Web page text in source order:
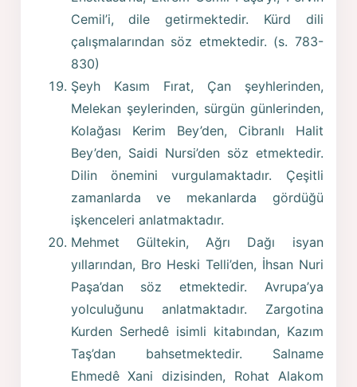
Cemil’i, dile getirmektedir. Kürd dili
çalışmalarından söz etmektedir. (s. 783-
830)
Şeyh Kasım Fırat, Çan şeyhlerinden,
Melekan şeylerinden, sürgün günlerinden,
Kolağası Kerim Bey’den, Cibranlı Halit
Bey’den, Saidi Nursi’den söz etmektedir.
Dilin önemini vurgulamaktadır. Çeşitli
zamanlarda ve mekanlarda gördüğü
işkenceleri anlatmaktadır.
Mehmet Gültekin, Ağrı Dağı isyan
yıllarından, Bro Heski Telli’den, İhsan Nuri
Paşa’dan söz etmektedir. Avrupa’ya
yolculuğunu anlatmaktadır. Zargotina
Kurden Serhedê isimli kitabından, Kazım
Taş’dan bahsetmektedir. Salname
Ehmedê Xani dizisinden, Rohat Alakom